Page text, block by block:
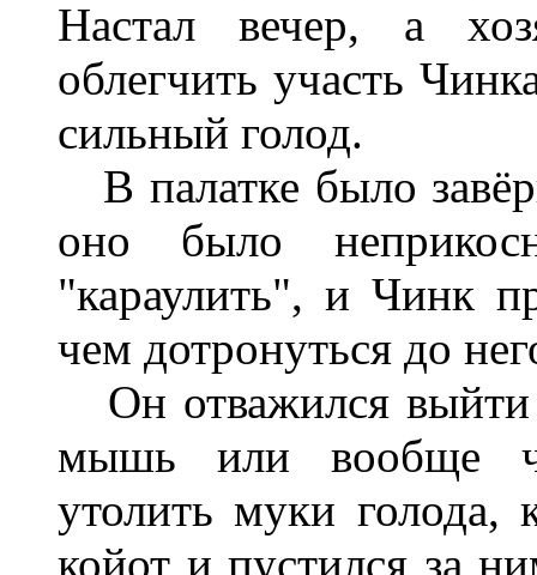
Настал вечер, а
облегчить участь
сильный голод.
В палатке было
оно было
"караулить", и Чинк
чем дотронуться до
Он отважился выйти
мышь или вообще
утолить муки голода,
койот и пустился за